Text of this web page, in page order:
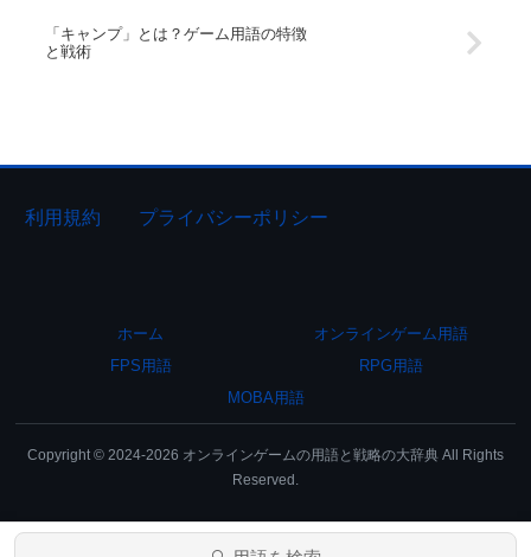
「キャンプ」とは？ゲーム用語の特徴
と戦術
利用規約 プライバシーポリシー
ホーム
オンラインゲーム用語
FPS用語
RPG用語
MOBA用語
Copyright © 2024-2026 オンラインゲームの用語と戦略の大辞典 All Rights
Reserved.